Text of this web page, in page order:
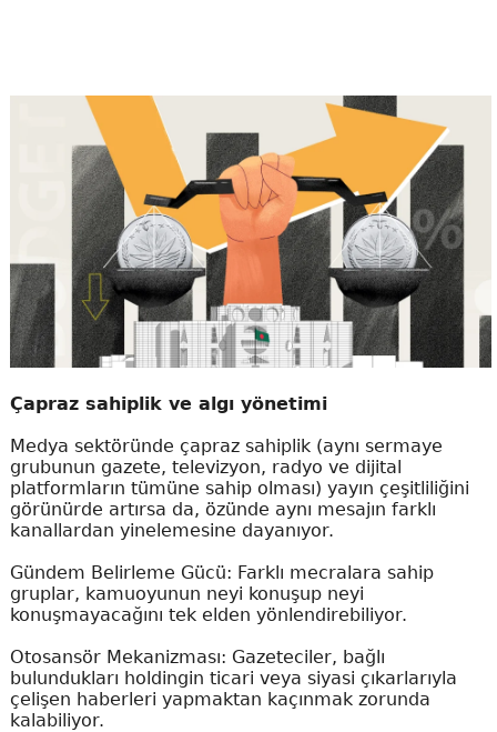
Çapraz sahiplik ve algı yönetimi
Medya sektöründe çapraz sahiplik (aynı sermaye
grubunun gazete, televizyon, radyo ve dijital
platformların tümüne sahip olması) yayın çeşitliliğini
görünürde artırsa da, özünde aynı mesajın farklı
kanallardan yinelemesine dayanıyor.
Gündem Belirleme Gücü: Farklı mecralara sahip
gruplar, kamuoyunun neyi konuşup neyi
konuşmayacağını tek elden yönlendirebiliyor.
Otosansör Mekanizması: Gazeteciler, bağlı
bulundukları holdingin ticari veya siyasi çıkarlarıyla
çelişen haberleri yapmaktan kaçınmak zorunda
kalabiliyor.